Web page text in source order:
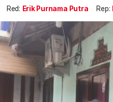
Red: Erik Purnama Putra Rep: